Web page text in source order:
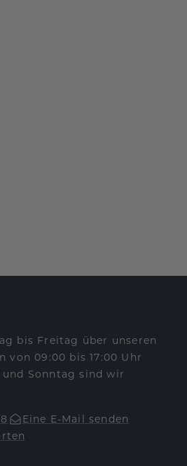
bis Freitag über unseren
von 09:00 bis 17:00 Uhr
Sonntag sind wir
Eine E-Mail senden